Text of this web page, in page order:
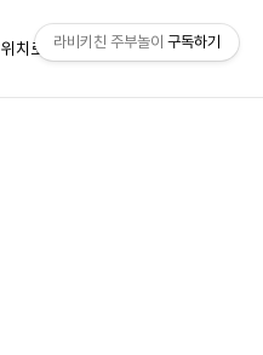
위치로그 방명록
라비키친 주부놀이 구독하기